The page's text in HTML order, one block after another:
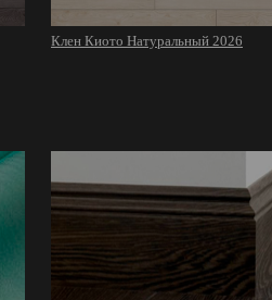
Клен Киото Натуральный 2026